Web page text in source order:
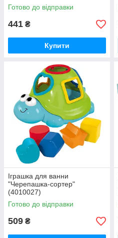
Готово до відправки
441 ₴
Купити
Іграшка для ванни
"Черепашка-сортер"
(4010027)
Готово до відправки
509 ₴